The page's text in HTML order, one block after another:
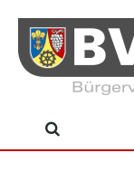
content